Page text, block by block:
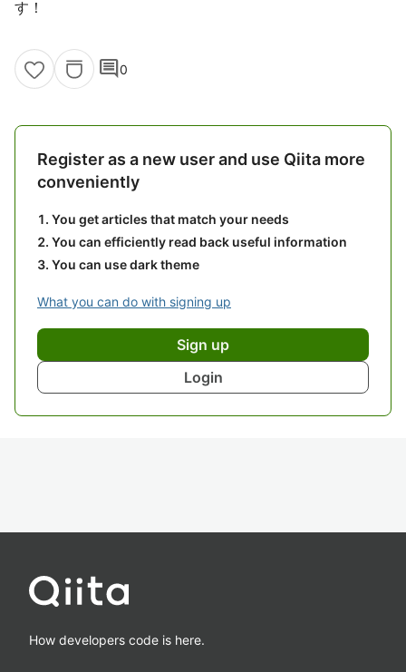
す！
comment0
Register as a new user and use Qiita more
conveniently
You get articles that match your needs
You can efficiently read back useful information
You can use dark theme
What you can do with signing up
Sign up
Login
How developers code is here.